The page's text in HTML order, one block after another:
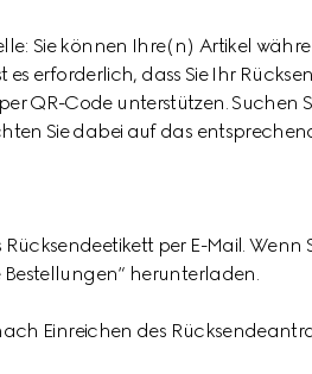
Sie können Ihre(n) Artikel
es erforderlich, dass Sie Ihr
QR-Code unterstützen. Suchen
Sie dabei auf das
per E-Mail. Wenn
Bestellungen“ herunterladen.
Einreichen des